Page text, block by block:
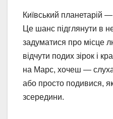
Київський планетарій
Це шанс підглянути в
задуматися про місце
відчути подих зірок і
на Марс, хочеш —
або просто подивися,
зсередини.